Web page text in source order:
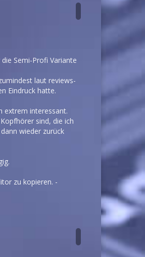
Semi-Profi Variante
laut reviews-
Eindruck hatte.
extrem interessant.
sind, die ich
wieder zurück
zu kopieren. -